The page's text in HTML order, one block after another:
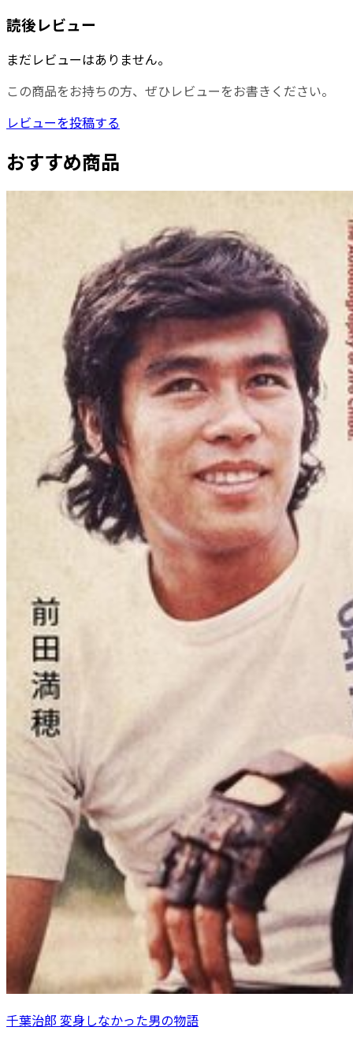
読後レビュー
まだレビューはありません。
この商品をお持ちの方、ぜひレビューをお書きください。
レビューを投稿する
おすすめ商品
千葉治郎 変身しなかった男の物語